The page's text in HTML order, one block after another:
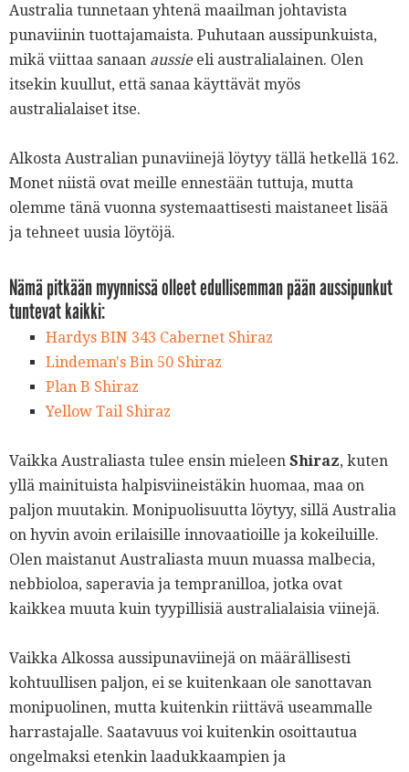
Australia tunnetaan yhtenä maailman johtavista
punaviinin tuottajamaista. Puhutaan aussipunkuista,
mikä viittaa sanaan aussieeli australialainen. Olen
itsekin kuullut, että sanaa käyttävät myös
australialaiset itse.
Alkosta Australian punaviinejä löytyy tällä hetkellä 162.
Monet niistä ovat meille ennestään tuttuja, mutta
olemme tänä vuonna systemaattisesti maistaneet lisää
ja tehneet uusia löytöjä.
Nämä pitkään myynnissä olleet edullisemman pään aussipunkut
tuntevat kaikki:
Hardys BIN 343 Cabernet Shiraz
Lindeman's Bin 50 Shiraz
Plan B Shiraz
Yellow Tail Shiraz
Vaikka Australiasta tulee ensin mieleen Shiraz, kuten
yllä mainituista halpisviineistäkin huomaa, maa on
paljon muutakin. Monipuolisuutta löytyy, sillä Australia
on hyvin avoin erilaisille innovaatioille ja kokeiluille.
Olen maistanut Australiasta muun muassa malbecia,
nebbioloa, saperavia ja tempranilloa, jotka ovat
kaikkea muuta kuin tyypillisiä australialaisia viinejä.
Vaikka Alkossa aussipunaviinejä on määrällisesti
kohtuullisen paljon, ei se kuitenkaan ole sanottavan
monipuolinen, mutta kuitenkin riittävä useammalle
harrastajalle. Saatavuus voi kuitenkin osoittautua
ongelmaksi etenkin laadukkaampien ja